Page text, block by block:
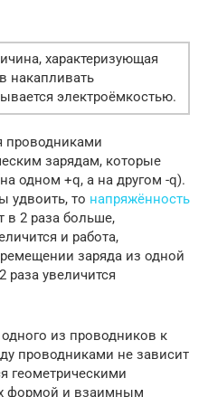
характеризующая
накапливать
электроёмкостью.
проводниками
зарядам, которые
одном +q, а на другом -q).
удвоить, то напряжённость
в 2 раза больше,
и работа,
заряда из одной
раза увеличится
из проводников к
проводниками не зависит
геометрическими
формой и взаимным